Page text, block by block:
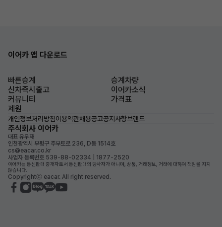
이어카 앱 다운로드
빠른승계
승계차량
신차즉시출고
이어카소식
커뮤니티
가격표
제원
개인정보처리방침이용약관채용공고공지사항브랜드
주식회사 이어카
대표 유우재
인천광역시 부평구 주부토로 236, D동 1514호
cs@eacar.co.kr
사업자 등록번호 539-88-02334 | 1877-2520
이어카는 통신판매 중개자로서 통신판매의 당사자가 아니며, 상품, 거래정보, 거래에 대하여 책임을 지지
않습니다.
Copyrightⓒ eacar. All right reserved.